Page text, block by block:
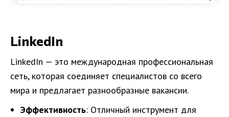
LinkedIn
LinkedIn — это международная профессиональная
сеть, которая соединяет специалистов со всего
мира и предлагает разнообразные вакансии.
Эффективность: Отличный инструмент для